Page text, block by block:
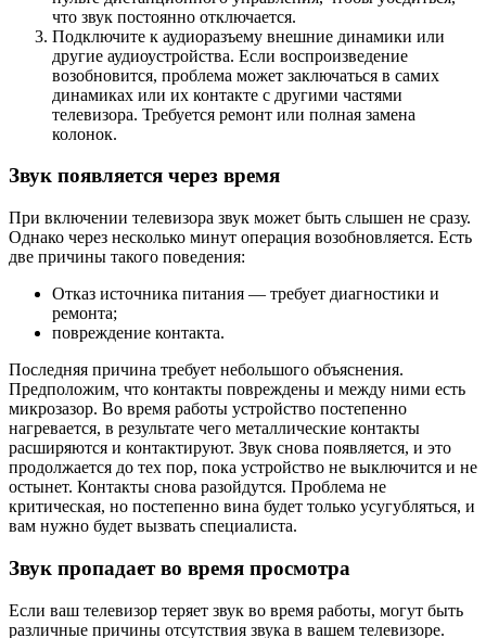
что звук постоянно отключается.
Подключите к аудиоразъему внешние динамики или
другие аудиоустройства. Если воспроизведение
возобновится, проблема может заключаться в самих
динамиках или их контакте с другими частями
телевизора. Требуется ремонт или полная замена
колонок.
Звук появляется через время
При включении телевизора звук может быть слышен не сразу.
Однако через несколько минут операция возобновляется. Есть
две причины такого поведения:
Отказ источника питания — требует диагностики и
ремонта;
повреждение контакта.
Последняя причина требует небольшого объяснения.
Предположим, что контакты повреждены и между ними есть
микрозазор. Во время работы устройство постепенно
нагревается, в результате чего металлические контакты
расширяются и контактируют. Звук снова появляется, и это
продолжается до тех пор, пока устройство не выключится и не
остынет. Контакты снова разойдутся. Проблема не
критическая, но постепенно вина будет только усугубляться, и
вам нужно будет вызвать специалиста.
Звук пропадает во время просмотра
Если ваш телевизор теряет звук во время работы, могут быть
различные причины отсутствия звука в вашем телевизоре.